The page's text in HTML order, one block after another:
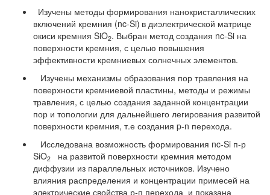
Изучены методы формирования нанокристаллических
включений кремния (nc-Si) в диэлектрической матрице
окиси кремния SiO2. Выбран метод создания nc-Si на
поверхности кремния, с целью повышения
эффективности кремниевых солнечных элементов.
Изучены механизмы образования пор травления на
поверхности кремниевой пластины, методы и режимы
травления, с целью создания заданной концентрации
пор и топологии для дальнейшего легирования развитой
поверхности кремния, т.е создания p-n перехода.
Исследована возможность формирования nc-Si п-р
SiO2 на развитой поверхности кремния методом
диффузии из параллельных источников. Изучено
влияния распределения и концентрации примесей на
электрические свойства р-п перехода и показана